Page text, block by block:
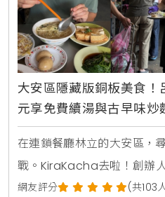
大安區隱藏版銅板美食
元享免費續湯與古早味炒
在連鎖餐廳林立的大安區，
戰。KiraKacha去啦！創辦
美食不應只有價格優勢，更
網友評分 (共103